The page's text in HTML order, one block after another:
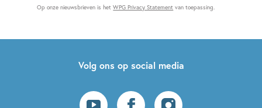
Op onze nieuwsbrieven is hetWPG Privacy Statement van toepassing.
Volg ons op social media